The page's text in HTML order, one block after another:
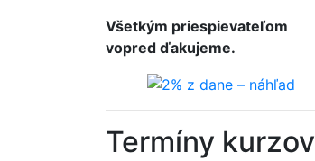
Všetkým priespievateľom
vopred ďakujeme.
Termíny kurzov